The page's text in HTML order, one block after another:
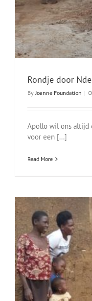
Rondje door
ByJoanne Foundation |
Apollo wil ons altijd
voor een [...]
Read More